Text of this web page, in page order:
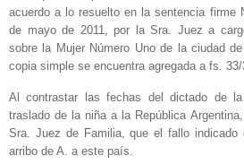
acuerdo a lo resuelto en la sentencia firme
de mayo de 2011, por la Sra. Juez a
sobre la Mujer Número Uno de la ciudad
copia simple se encuentra agregada a fs. 33/
Al contrastar las fechas del dictado de
traslado de la niña a la República
Sra. Juez de Familia, que el fallo indicado
arribo de A. a este país.